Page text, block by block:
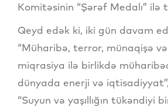
Komitəsinin “Şərəf Medalı”
Qeyd edək ki, iki gün davam
“Müharibə, terror, münaqişə
miqrasiya ilə birlikdə
dünyada enerji və iqtisadiyyat”,
“Suyun və yaşıllığın tükəndiyi